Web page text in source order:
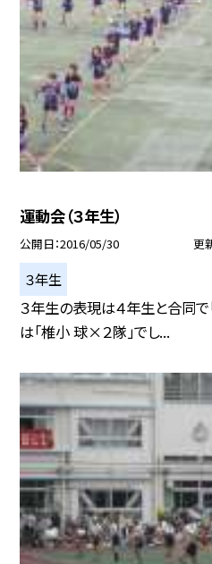
運動会（３年生）
公開日 2016/05/30 更
３年生
３年生の表現は４年生と合同で
は「椎小 球×２隊」でし...